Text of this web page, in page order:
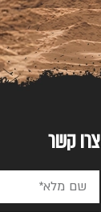
צרו קשר